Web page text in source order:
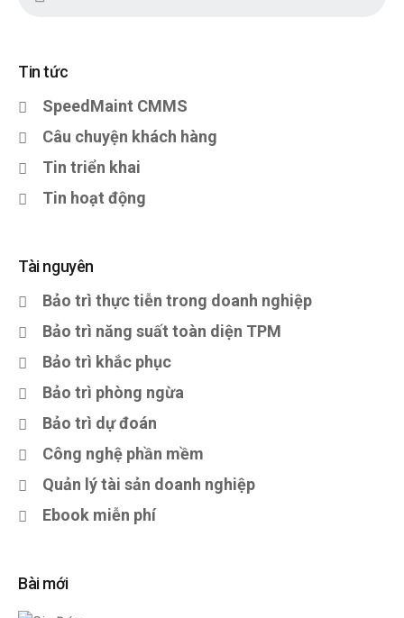
Tin tức
SpeedMaint CMMS
Câu chuyện khách hàng
Tin triển khai
Tin hoạt động
Tài nguyên
Bảo trì thực tiễn trong doanh nghiệp
Bảo trì năng suất toàn diện TPM
Bảo trì khắc phục
Bảo trì phòng ngừa
Bảo trì dự đoán
Công nghệ phần mềm
Quản lý tài sản doanh nghiệp
Ebook miễn phí
Bài mới